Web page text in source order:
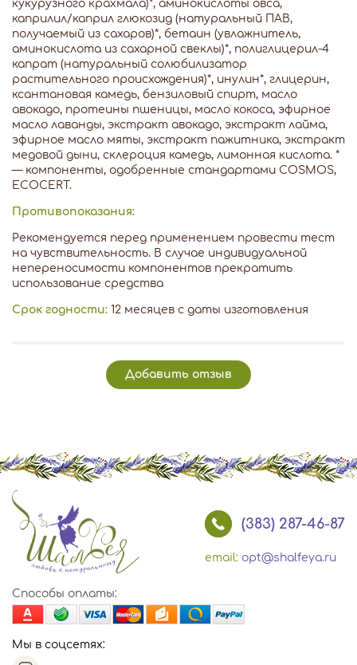
кукурузного крахмала)*, аминокислоты овса,
каприлил/каприл глюкозид (натуральный ПАВ,
получаемый из сахаров)*, бетаин (увлажнитель,
аминокислота из сахарной свеклы)*, полиглицерил-4
капрат (натуральный солюбилизатор
растительного происхождения)*, инулин*, глицерин,
ксантановая камедь, бензиловый спирт, масло
авокадо, протеины пшеницы, масло кокоса, эфирное
масло лаванды, экстракт авокадо, экстракт лайма,
эфирное масло мяты, экстракт пажитника, экстракт
медовой дыни, склероция камедь, лимонная кислота. *
— компоненты, одобренные стандартами COSMOS,
ECOCERT.
Противопоказания:
Рекомендуется перед применением провести тест
на чувствительность. В случае индивидуальной
непереносимости компонентов прекратить
использование средства
Срок годности: 12 месяцев с даты изготовления
Добавить отзыв
(383) 287-46-87
email: opt@shalfeya.ru
Способы оплаты:
Мы в соцсетях: